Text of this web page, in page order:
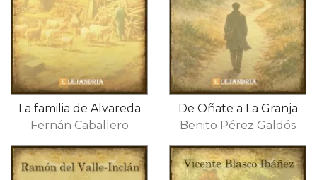
La familia de Alvareda
Fernán Caballero
De Oñate a La Granja
Benito Pérez Galdós